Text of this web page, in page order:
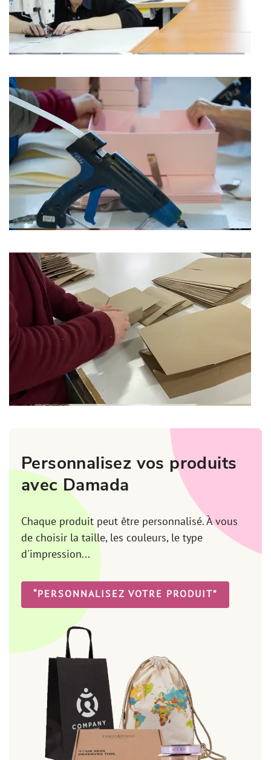
Personnalisez vos produits
avec Damada
Chaque produit peut être personnalisé. À vous
de choisir la taille, les couleurs, le type
d'impression...
“PERSONNALISEZ VOTRE PRODUIT”